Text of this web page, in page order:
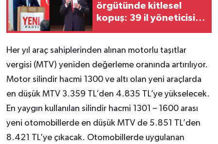
örgütünde kitlesel
kopuş: 39 il yöneticisi
Her yıl araç sahiplerinden alınan motorlu taşıtlar
vergisi (MTV) yeniden değerleme oranında artırılıyor.
Motor silindir hacmi 1300 ve altı olan yeni araçlarda
en düşük MTV 3.359 TL’den 4.835 TL’ye yükselecek.
En yaygın kullanılan silindir hacmi 1301 – 1600 arası
yeni otomobillerde en düşük MTV de 5.851 TL’den
8.421 TL’ye çıkacak. Otomobillerde uygulanan